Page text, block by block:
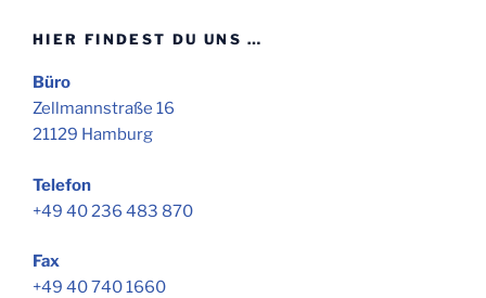
HIER FINDEST DU UNS …
Büro
Zellmannstraße 16
21129 Hamburg
Telefon
+49 40 236 483 870
Fax
+49 40 740 1660